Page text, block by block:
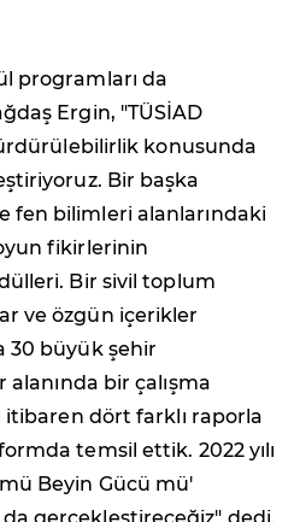
programları da
Ergin, "TÜSİAD
konusunda
Bir başka
fen bilimleri alanlarındaki
fikirlerinin
Bir sivil toplum
ve özgün içerikler
30 büyük şehir
alanında bir çalışma
itibaren dört farklı raporla
temsil ettik. 2022 yılı
Beyin Gücü mü'
gerçekleştireceğiz" dedi.